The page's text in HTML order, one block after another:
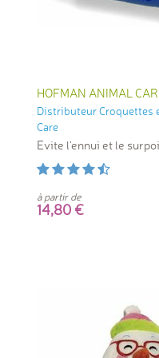
HOFMAN ANIMAL
Distributeur Croquettes
Care
Evite l'ennui et le
à partir de
14,80